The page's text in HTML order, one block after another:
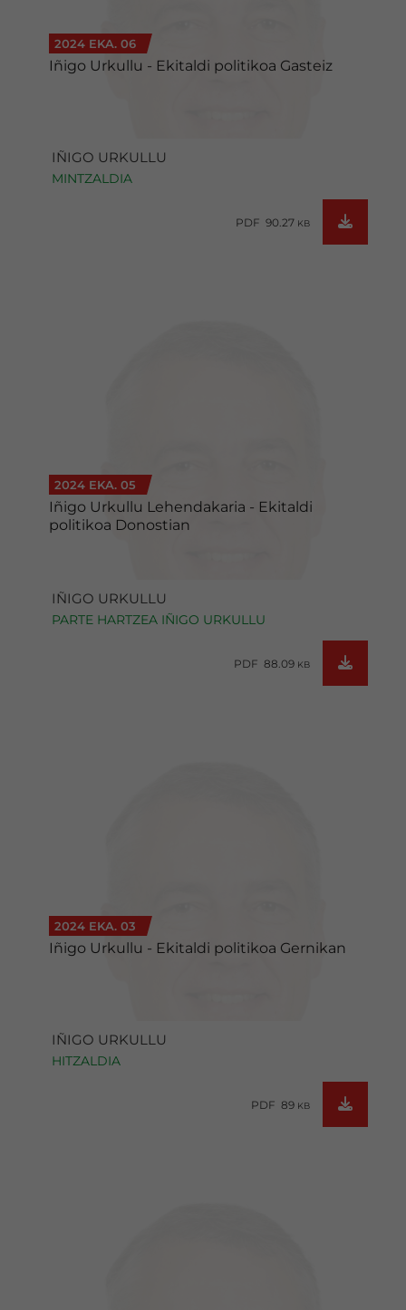
2024 EKA. 06
Iñigo Urkullu - Ekitaldi politikoa Gasteiz
IÑIGO URKULLU
MINTZALDIA
PDF 90.27 KB
2024 EKA. 05
Iñigo Urkullu Lehendakaria - Ekitaldi
politikoa Donostian
IÑIGO URKULLU
PARTE HARTZEA IÑIGO URKULLU
PDF 88.09 KB
2024 EKA. 03
Iñigo Urkullu - Ekitaldi politikoa Gernikan
IÑIGO URKULLU
HITZALDIA
PDF 89 KB